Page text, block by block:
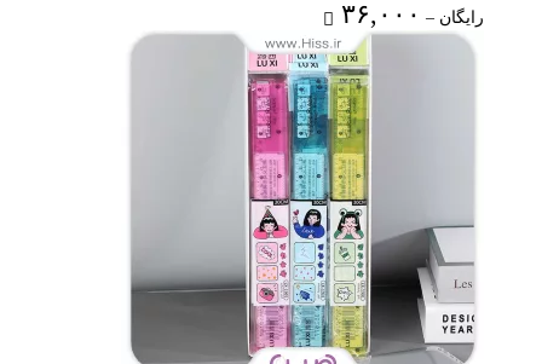
رایگان – ۳۶,۰۰۰
رایگان
through
۳۶,۰۰۰ تومان